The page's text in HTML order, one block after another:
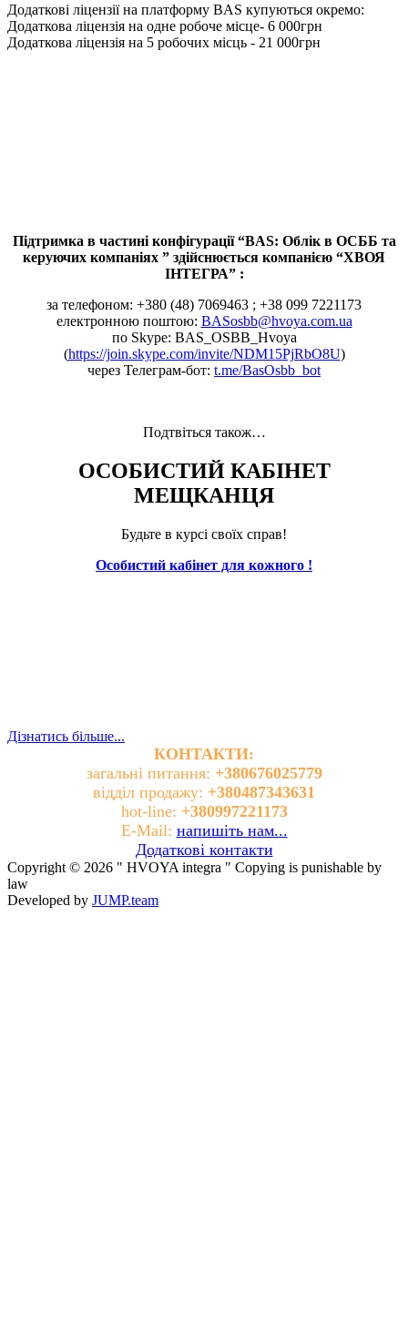
Додаткові ліцензії на платформу BAS купуються окремо:
Додаткова ліцензія на одне робоче місце- 6 000грн
Додаткова ліцензія на 5 робочих місць - 21 000грн
Підтримка в частині конфігурації “BAS: Облік в ОСББ та
керуючих компаніях ” здійснюється компанією “ХВОЯ
ІНТЕГРА” :
за телефоном: +380 (48) 7069463 ; +38 099 7221173
електронною поштою: BASosbb@hvoya.com.ua
по Skype: BAS_OSBB_Hvoya
(https://join.skype.com/invite/NDM15PjRbO8U)
через Телеграм-бот: t.me/BasOsbb_bot
Подтвіться також…
ОСОБИСТИЙ КАБІНЕТ
МЕЩКАНЦЯ
Будьте в курсі своїх справ!
Особистий кабінет для кожного !
Дізнатись більше...
КОНТАКТИ:
загальні питання: +380676025779
відділ продажу: +380487343631
hot-line: +380997221173
E-Mail: напишіть нам...
Додаткові контакти
Copyright © 2026 " HVOYA integra " Copying is punishable by
law
Developed by JUMP.team